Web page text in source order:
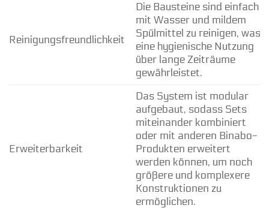
Reinigungsfreundlichkeit
Die Bausteine sind einfach
mit Wasser und mildem
Spülmittel zu reinigen, was
eine hygienische Nutzung
über lange Zeiträume
gewährleistet.
Erweiterbarkeit
Das System ist modular
aufgebaut, sodass Sets
miteinander kombiniert
oder mit anderen Binabo-
Produkten erweitert
werden können, um noch
größere und komplexere
Konstruktionen zu
ermöglichen.